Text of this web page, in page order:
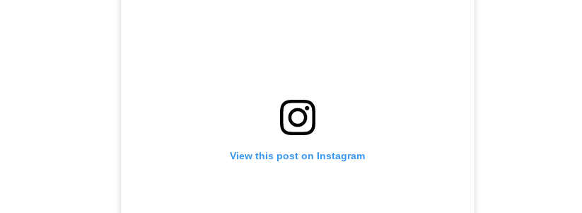
View this post on Instagram